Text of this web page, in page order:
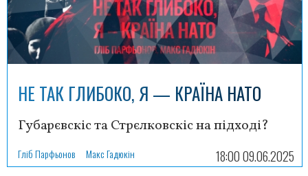
НЕ ТАК ГЛИБОКО, Я — КРАЇНА НАТО
Губарєвскіс та Стрєлковскіс на підході?
Гліб Парфьонов Макс Гадюкін 18:00 09.06.2025